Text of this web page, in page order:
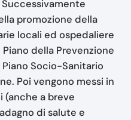
promozione della
locali ed ospedaliere
della Prevenzione
Socio-Sanitario
Poi vengono messi in
(anche a breve
di salute e